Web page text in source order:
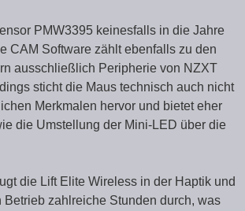
PMW3395 keinesfalls in die Jahre
CAM Software zählt ebenfalls zu den
ausschließlich Peripherie von NZXT
sticht die Maus technisch auch nicht
Merkmalen hervor und bietet eher
die Umstellung der Mini-LED über die
die Lift Elite Wireless in der Haptik und
Betrieb zahlreiche Stunden durch, was